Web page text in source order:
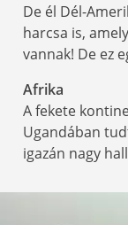
De él Dél-
harcsa is,
vannak! De ez
Afrika
A fekete
Ugandában
igazán nagy